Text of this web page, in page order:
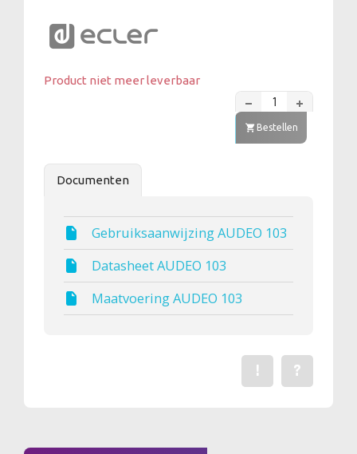
Product niet meer leverbaar
Bestellen
Documenten
Gebruiksaanwijzing AUDEO 103
Datasheet AUDEO 103
Maatvoering AUDEO 103
Stel een
?
Een fout gevonden?
!